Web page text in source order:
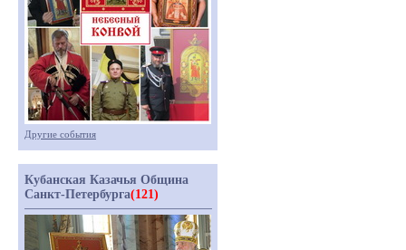
Другие события
Кубанская Казачья Община
Санкт-Петербурга(121)